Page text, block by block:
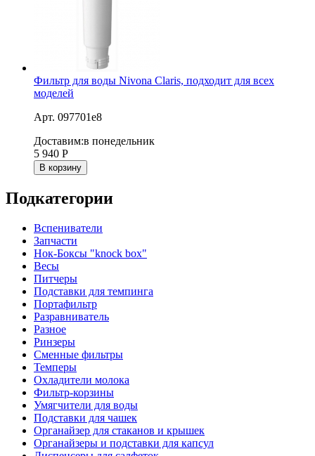
Фильтр для воды Nivona Claris, подходит для всех
моделей
Арт. 097701e8
Доставим:в понедельник
5 940 Р
В корзину
Подкатегории
Вспениватели
Запчасти
Нок-Боксы "knock box"
Весы
Питчеры
Подставки для темпинга
Портафильтр
Разравниватель
Разное
Ринзеры
Сменные фильтры
Темперы
Охладители молока
Фильтр-корзины
Умягчители для воды
Подставки для чашек
Органайзер для стаканов и крышек
Органайзеры и подставки для капсул